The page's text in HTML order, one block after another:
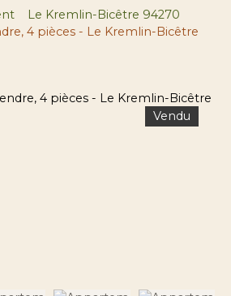
Le Kremlin-Bicêtre 94270
4 pièces - Le Kremlin-Bicêtre
Vendu